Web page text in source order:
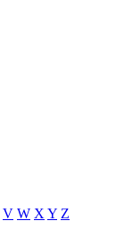
V W X Y Z